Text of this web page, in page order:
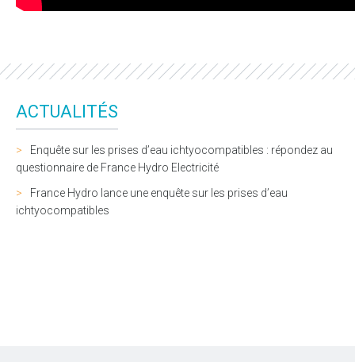
ACTUALITÉS
Enquête sur les prises d’eau ichtyocompatibles : répondez au
questionnaire de France Hydro Electricité
France Hydro lance une enquête sur les prises d’eau
ichtyocompatibles